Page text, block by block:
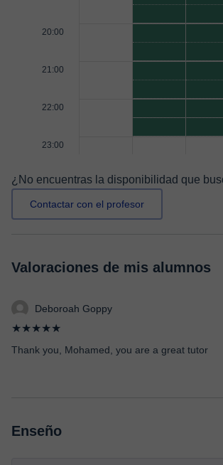
20:00
21:00
22:00
23:00
¿No encuentras la disponibilidad que
Contactar con el profesor
Valoraciones de mis alumnos
Deboroah Goppy
★★★★★
Thank you, Mohamed, you are a great tutor
Enseño